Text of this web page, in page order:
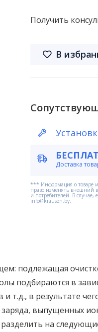
Получить
В
Доставка
*** Информация о товаре и
право изменять внешний
и потребителей. В
info@krausen.by.
подлежащая
в
т.д., в результате
выпущенных
на